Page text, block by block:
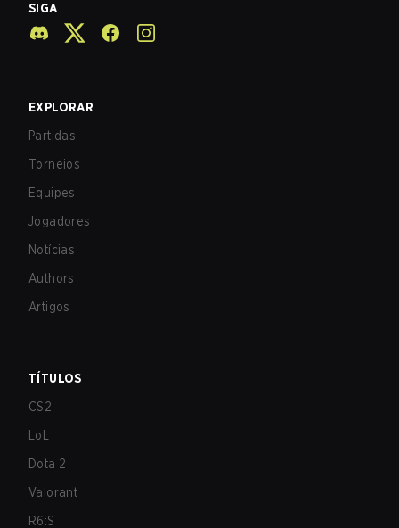
SIGA
EXPLORAR
Partidas
Torneios
Equipes
Jogadores
Notícias
Authors
Artigos
TÍTULOS
CS2
LoL
Dota 2
Valorant
R6:S